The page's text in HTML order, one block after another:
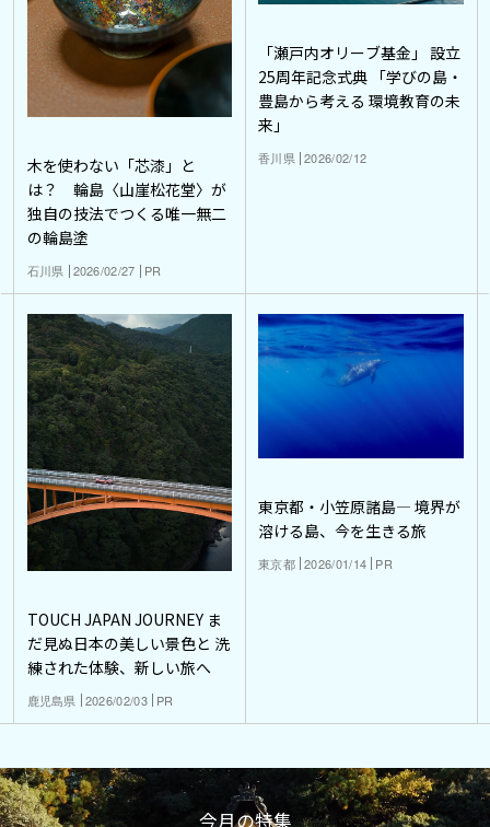
木を使わない「芯漆」と
は？ 輪島〈山崖松花堂〉が
独自の技法でつくる唯一無二
の輪島塗
石川県 2026/02/27 PR
「瀬戸内オリーブ基金」 設立
25周年記念式典 「学びの島・
豊島から考える 環境教育の未
来」
香川県 2026/02/12
TOUCH JAPAN JOURNEY ま
だ見ぬ日本の美しい景色と 洗
練された体験、新しい旅へ
鹿児島県 2026/02/03 PR
東京都・小笠原諸島― 境界が
溶ける島、今を生きる旅
東京都 2026/01/14 PR
今月の特集